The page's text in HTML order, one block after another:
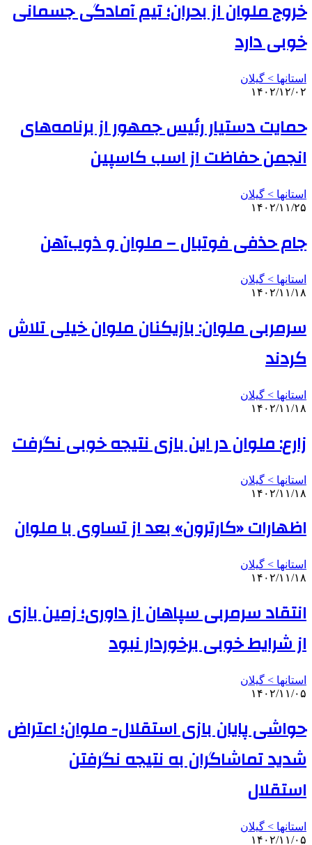
خروج ملوان از بحران؛ تیم آمادگی جسمانی
خوبی دارد
استانها > گیلان
۱۴۰۲/۱۲/۰۲
حمایت دستیار رئیس جمهور از برنامه‌های
انجمن حفاظت از اسب کاسپین
استانها > گیلان
۱۴۰۲/۱۱/۲۵
جام حذفی فوتبال – ملوان و ذوب‌آهن
استانها > گیلان
۱۴۰۲/۱۱/۱۸
سرمربی ملوان: بازیکنان ملوان خیلی تلاش
کردند
استانها > گیلان
۱۴۰۲/۱۱/۱۸
زارع: ملوان در این بازی نتیجه خوبی نگرفت
استانها > گیلان
۱۴۰۲/۱۱/۱۸
اظهارات «کارترون» بعد از تساوی با ملوان
استانها > گیلان
۱۴۰۲/۱۱/۱۸
انتقاد سرمربی سپاهان از داوری؛ زمین بازی
از شرایط خوبی برخوردار نبود
استانها > گیلان
۱۴۰۲/۱۱/۰۵
حواشی پایان بازی استقلال- ملوان؛ اعتراض
شدید تماشاگران به نتیجه نگرفتن
استقلال
استانها > گیلان
۱۴۰۲/۱۱/۰۵